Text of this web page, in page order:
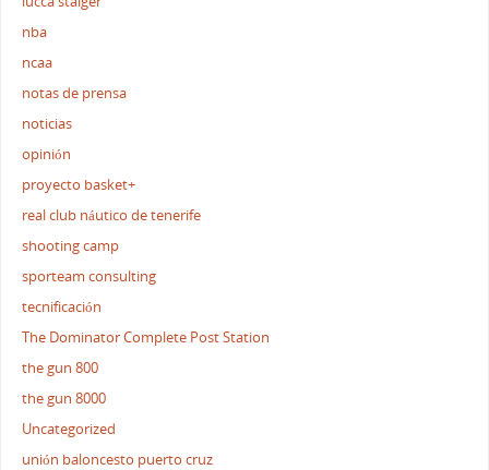
nba
ncaa
notas de prensa
noticias
opinión
proyecto basket+
real club náutico de tenerife
shooting camp
sporteam consulting
tecnificación
The Dominator Complete Post Station
the gun 800
the gun 8000
Uncategorized
unión baloncesto puerto cruz